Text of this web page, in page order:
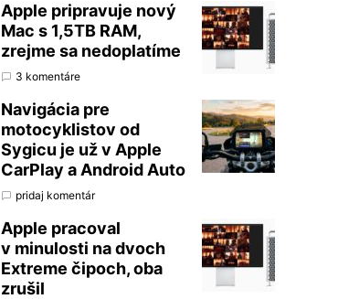
Apple pripravuje nový
Mac s 1,5TB RAM,
zrejme sa nedoplatíme
3 komentáre
Navigácia pre
motocyklistov od
Sygicu je už v Apple
CarPlay a Android Auto
pridaj komentár
Apple pracoval
v minulosti na dvoch
Extreme čipoch, oba
zrušil